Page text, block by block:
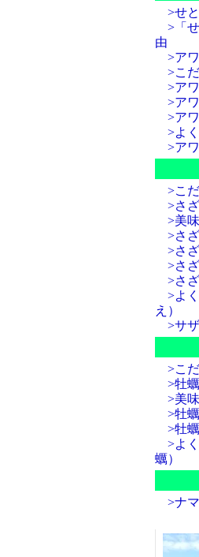
>せと
>「せ
由
>アワ
>こだ
>アワ
>アワ
>アワ
>よく
>アワ
>こだ
>さざ
>美味
>さざ
>さざ
>さざ
>さざ
>よく
え）
>サザ
>こだ
>牡蠣
>美味
>牡蠣
>牡蠣
>よく
蠣）
>ナマ